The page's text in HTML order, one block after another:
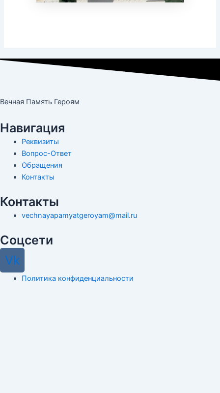
Вечная Память Героям
Навигация
Реквизиты
Вопрос-Ответ
Обращения
Контакты
Контакты
vechnayapamyatgeroyam@mail.ru
Соцсети
Vk
Политика конфиденциальности